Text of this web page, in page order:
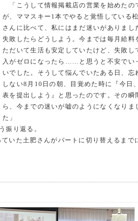
「こうして情報掲載店の営業を始めたの
が、ママスキー1本でやると覚悟している
さんに比べて、私にはまだ迷いがありまし
失敗したらどうしよう。今までは毎月給料
ただいて生活も安定していたけど、失敗し
入がゼロになったら……と思うと不安でい
いでした。そうして悩んでいたある日、忘
しない8月10日の朝、目覚めた時に『今日
表を提出しよう』と思ったのです。その瞬
ら、今までの迷いが嘘のようになくなりま
た」
振り返る。
いた土肥さんがパートに切り替えるまで